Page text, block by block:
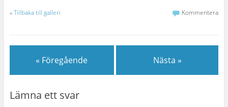
«Tillbaka till galleri Kommentera
« Föregående Nästa »
Lämna ett svar